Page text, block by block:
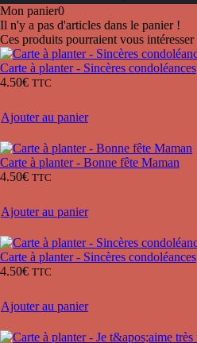
Mon panier0
Il n'y a pas d'articles dans le panier !
Ces produits pourraient vous intéresser
Carte à planter - Sincères condoléances
4.50€ TTC
Ajouter au panier
Carte à planter - Bonne fête Maman
4.50€ TTC
Ajouter au panier
Carte à planter - Sincères condoléances
4.50€ TTC
Ajouter au panier